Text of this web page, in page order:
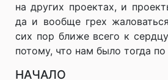
на других проектах, и
да и вообще грех
сих пор ближе всего к
потому, что нам было тогда по
НАЧАЛО